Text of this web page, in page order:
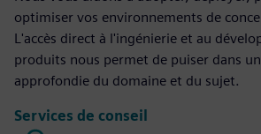
optimiser vos environnements de
L'accès direct à l'ingénierie et au
produits nous permet de puiser dans
approfondie du domaine et du sujet.
Services de conseil